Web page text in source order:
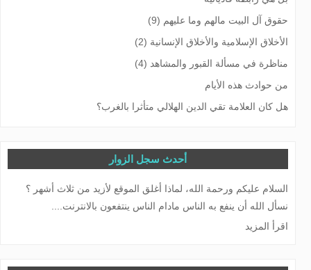
حقوق آل البيت مالهم وما عليهم (9)
الأخلاق الإسلامية والأخلاق الإنسانية (2)
مناظرة في مسألة القبور والمشاهد (4)
من حوادث هذه الأيام
هل كان العلامة تقي الدين الهلالي متأثرا بالغرب؟
أحدث سجل الزوار
السلام عليكم ورحمة الله، لماذا أغلق الموقع لأزيد من ثلاث أشهر ؟
نسأل الله أن ينفع به الناس مادام الناس ينتفعون بالانترنت....
اقرأ المزيد